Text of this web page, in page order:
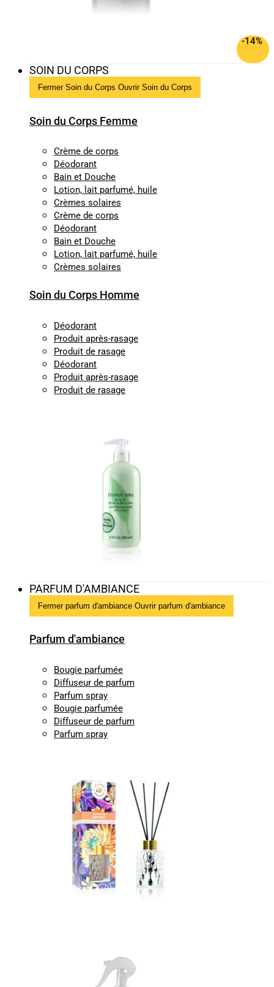
-14%
SOIN DU CORPS
Fermer Soin du Corps Ouvrir Soin du Corps
Soin du Corps Femme
Crème de corps
Déodorant
Bain et Douche
Lotion, lait parfumé, huile
Crèmes solaires
Crème de corps
Déodorant
Bain et Douche
Lotion, lait parfumé, huile
Crèmes solaires
Soin du Corps Homme
Déodorant
Produit après-rasage
Produit de rasage
Déodorant
Produit après-rasage
Produit de rasage
PARFUM D'AMBIANCE
Fermer parfum d'ambiance Ouvrir parfum d'ambiance
Parfum d'ambiance
Bougie parfumée
Diffuseur de parfum
Parfum spray
Bougie parfumée
Diffuseur de parfum
Parfum spray